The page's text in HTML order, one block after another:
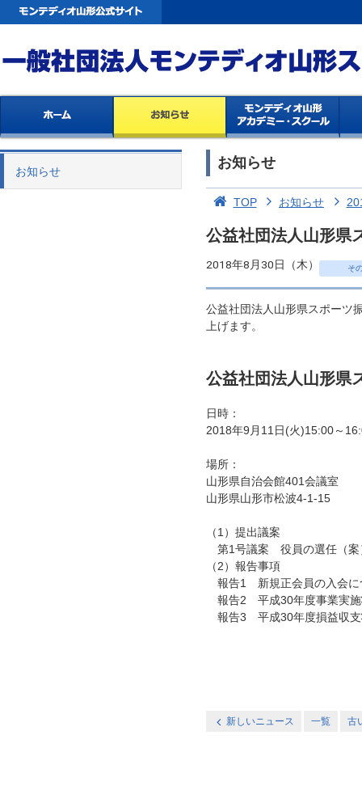
お知らせ
お知らせ
TOP お知らせ
公益社団法人山形県
2018年8月30日（木） そ
公益社団法人山形県スポーツ
上げます。
公益社団法人山形県
日時：
2018年9月11日(火)15:00～
場所：
山形県自治会館401会議室
山形県山形市松波4-1-15
（1）提出議案
第1号議案 役員の選任（案
（2）報告事項
報告1 新規正会員の入会に
報告2 平成30年度事業実施
報告3 平成30年度損益収支
新しいニュース 一覧 古